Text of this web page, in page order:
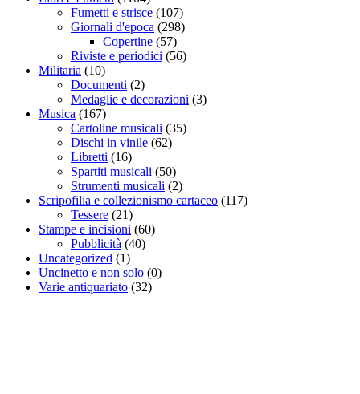
Fumetti e strisce (107)
Giornali d'epoca (298)
Copertine (57)
Riviste e periodici (56)
Militaria (10)
Documenti (2)
Medaglie e decorazioni (3)
Musica (167)
Cartoline musicali (35)
Dischi in vinile (62)
Libretti (16)
Spartiti musicali (50)
Strumenti musicali (2)
Scripofilia e collezionismo cartaceo (117)
Tessere (21)
Stampe e incisioni (60)
Pubblicità (40)
Uncategorized (1)
Uncinetto e non solo (0)
Varie antiquariato (32)